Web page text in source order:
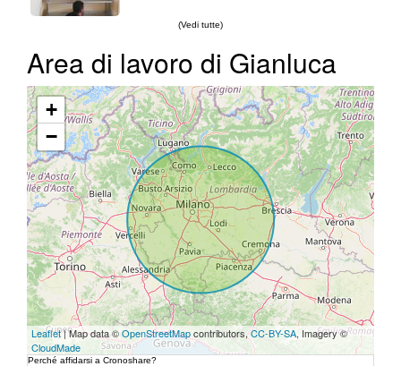
(Vedi tutte)
Area di lavoro di Gianluca
+
−
Leaflet| Map data ©OpenStreetMapcontributors,CC-BY-SA, Imagery ©
CloudMade
Perché affidarsi a Cronoshare?